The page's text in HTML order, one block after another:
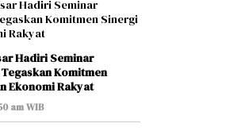
Hadiri Seminar
Komitmen
Ekonomi Rakyat
am WIB